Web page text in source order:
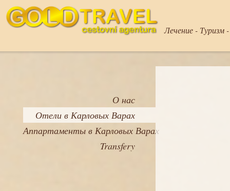
Лечение -
О нас
Отели в Карловых Варах
Аппартаменты в Карловых Варах
Transfery